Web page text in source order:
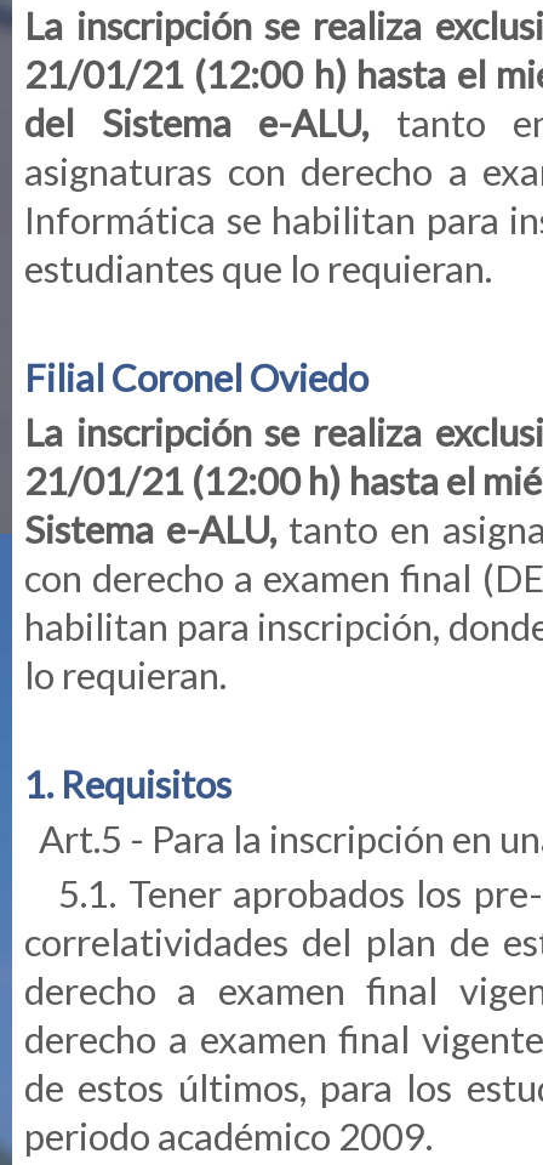
La inscripción se realiza
21/01/21 (12:00 h) hasta el
del Sistema e-ALU,tanto en
asignaturas con derecho a
Informática se habilitan para
estudiantes que lo requieran.
Filial Coronel Oviedo
La inscripción se realiza
21/01/21 (12:00 h) hasta el
Sistema e-ALU,tanto en
con derecho a examen final
habilitan para inscripción,
lo requieran.
1. Requisitos
Art.5 - Para la inscripción en
5.1. Tener aprobados los
correlatividades del plan de
derecho a examen final
derecho a examen final
de estos últimos, para los
periodo académico 2009.